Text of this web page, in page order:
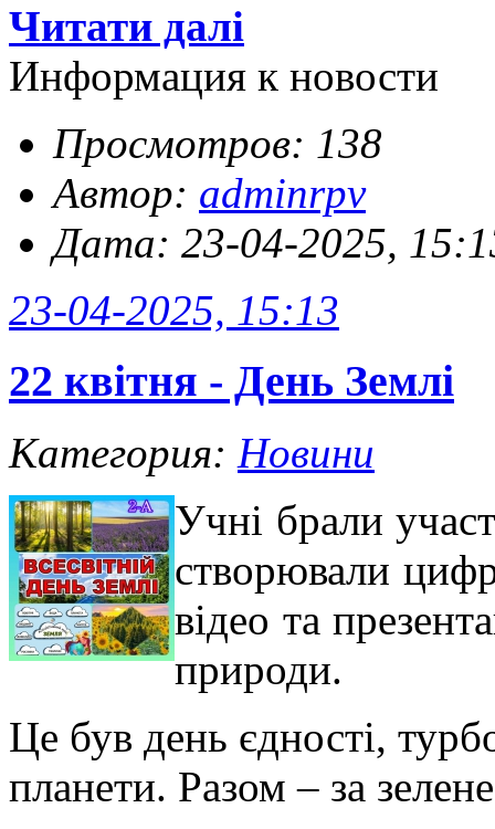
Читати далі
Информация к новости
Просмотров: 138
Автор: adminrpv
Дата: 23-04-2025,
23-04-2025, 15:13
22 квітня - День Землі
Категория: Новини
Учні брали
створювали
відео та
природи.
Це був день єдності,
планети. Разом – за